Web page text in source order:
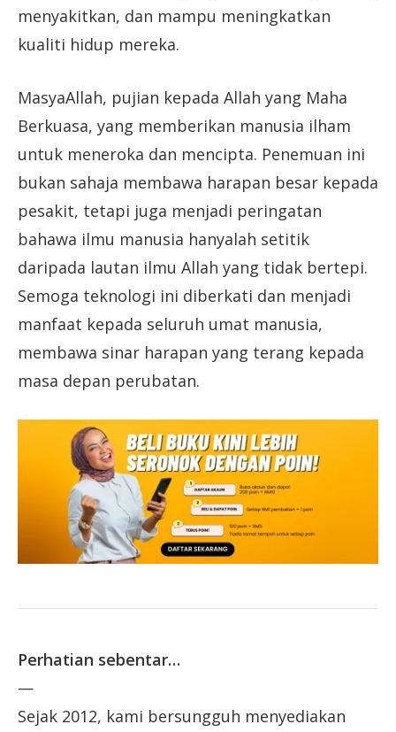
menyakitkan, dan mampu meningkatkan
kualiti hidup mereka.
MasyaAllah, pujian kepada Allah yang Maha
Berkuasa, yang memberikan manusia ilham
untuk meneroka dan mencipta. Penemuan ini
bukan sahaja membawa harapan besar kepada
pesakit, tetapi juga menjadi peringatan
bahawa ilmu manusia hanyalah setitik
daripada lautan ilmu Allah yang tidak bertepi.
Semoga teknologi ini diberkati dan menjadi
manfaat kepada seluruh umat manusia,
membawa sinar harapan yang terang kepada
masa depan perubatan.
Perhatian sebentar…
—
Sejak 2012, kami bersungguh menyediakan